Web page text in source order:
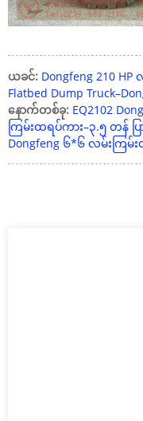
ယခင်: Dongfeng 210
Flatbed Dump
နောက်တစ်ခု: EQ2102
ကြမ်းထရပ်ကား–၃.၅ တန်
Dongfeng ၆*၆ လမ်းကြမ်